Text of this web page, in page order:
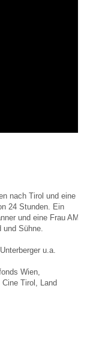
nach Tirol und eine
24 Stunden. Ein
und eine Frau AM
Sühne.
u.a.
Wien,
Tirol, Land